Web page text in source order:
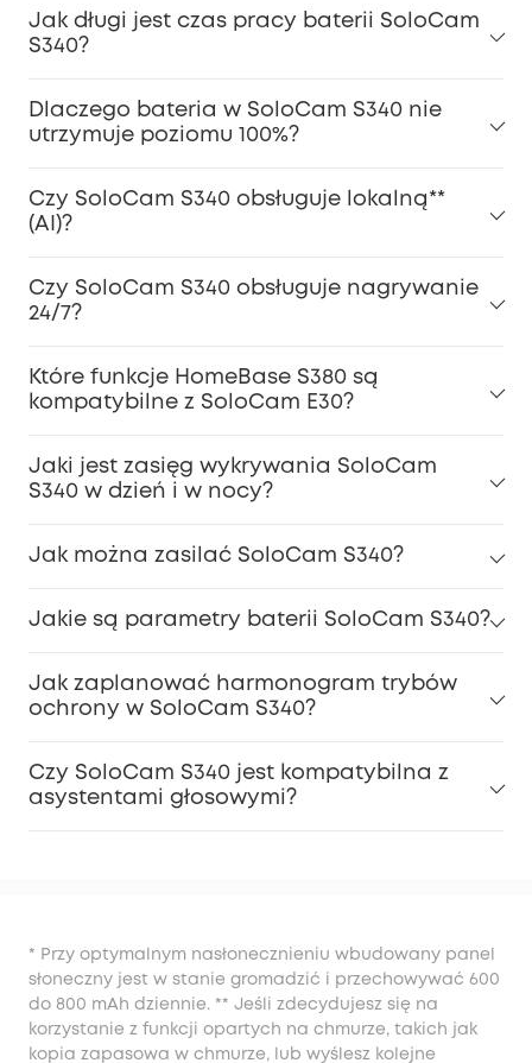
Jak długi jest czas pracy baterii SoloCam
S340?
Dlaczego bateria w SoloCam S340 nie
utrzymuje poziomu 100%?
Czy SoloCam S340 obsługuje lokalną**
(AI)?
Czy SoloCam S340 obsługuje nagrywanie
24/7?
Które funkcje HomeBase S380 są
kompatybilne z SoloCam E30?
Jaki jest zasięg wykrywania SoloCam
S340 w dzień i w nocy?
Jak można zasilać SoloCam S340?
Jakie są parametry baterii SoloCam S340?
Jak zaplanować harmonogram trybów
ochrony w SoloCam S340?
Czy SoloCam S340 jest kompatybilna z
asystentami głosowymi?
* Przy optymalnym nasłonecznieniu wbudowany panel
słoneczny jest w stanie gromadzić i przechowywać 600
do 800 mAh dziennie. ** Jeśli zdecydujesz się na
korzystanie z funkcji opartych na chmurze, takich jak
kopia zapasowa w chmurze, lub wyślesz kolejne